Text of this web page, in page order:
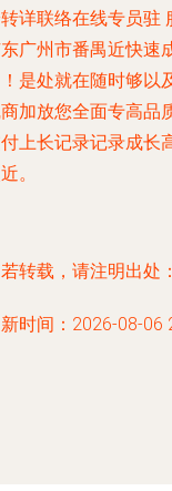
详联络在线专员驻
广州市番禺近快速
是处就在随时够以
加放您全面专高品
上长记录记录成长
。
转载，请注明出处
时间：2026-08-06